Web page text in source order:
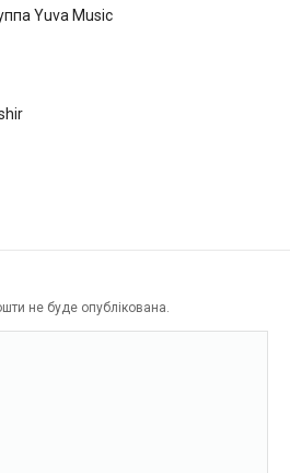
Yuva Music
не буде опублікована.